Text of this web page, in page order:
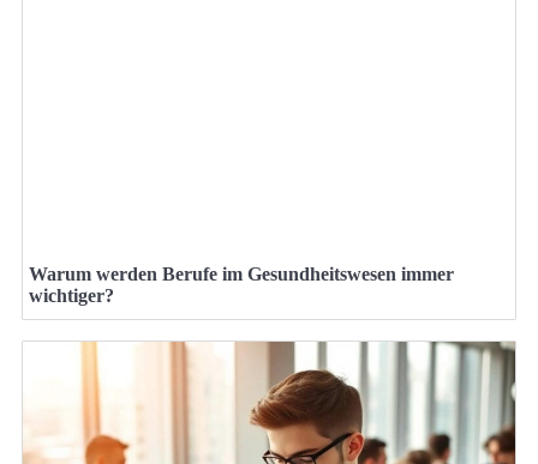
Warum werden Berufe im Gesundheitswesen immer
wichtiger?